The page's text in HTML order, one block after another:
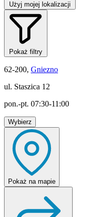
Użyj mojej lokalizacji
Pokaż filtry
62-200, Gniezno
ul. Staszica 12
pon.-pt. 07:30-11:00
Wybierz
Pokaż na mapie